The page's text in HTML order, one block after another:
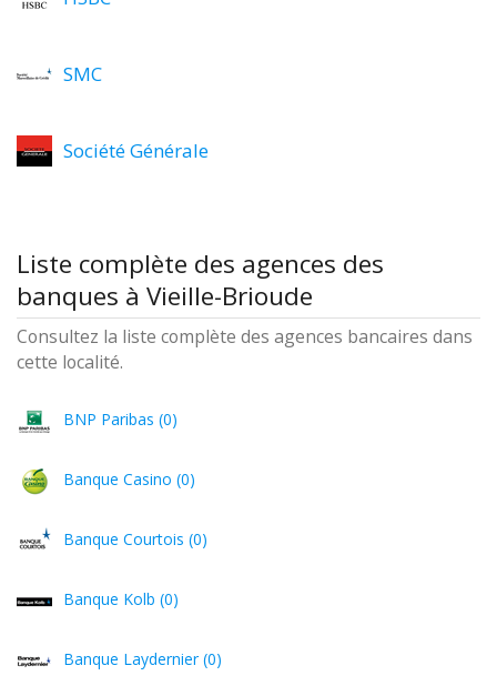
SMC
Société Générale
Liste complète des agences des
banques à Vieille-Brioude
Consultez la liste complète des agences bancaires dans
cette localité.
BNP Paribas (0)
Banque Casino (0)
Banque Courtois (0)
Banque Kolb (0)
Banque Laydernier (0)